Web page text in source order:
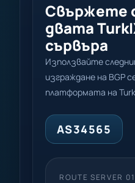
Свържете
двата
сървъра
Използвайте
изграждане на BGP
платформата на
AS34565
ROUTE SERVER 01